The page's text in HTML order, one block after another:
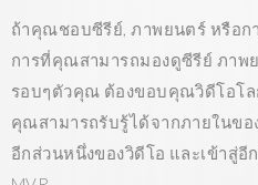
ถ้าคุณชอบซีรีย์, ภาพยนตร์ หรือก
การที่คุณสามารถมองดูซีรีย์ ภาพ
รอบๆตัวคุณ ต้องขอบคุณวิดีโอโล
คุณสามารถรับรู้ได้จากภายในข
อีกส่วนหนึ่งของวิดีโอ และเข้าสู่